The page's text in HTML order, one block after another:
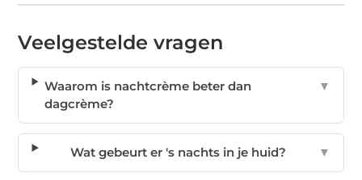
Veelgestelde vragen
Waarom is nachtcrème beter dan
dagcrème?
▼
Wat gebeurt er 's nachts in je huid? ▼